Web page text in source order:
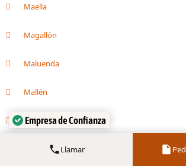
Maella
Magallón
Maluenda
Mallén
Mara
María de Huerva
Llamar
Verificado por:Trustindex